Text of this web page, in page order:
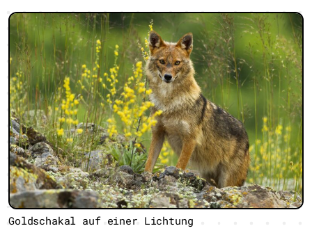
Goldschakal auf einer Lichtung